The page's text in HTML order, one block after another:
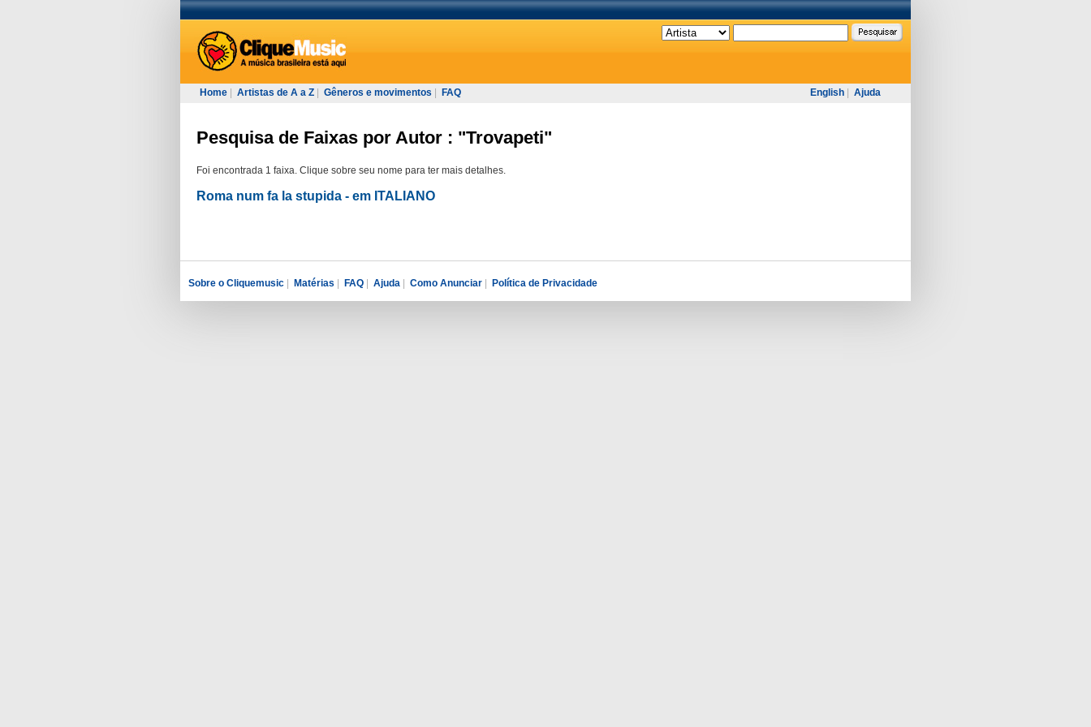
Home Artistas de A a Z Gêneros e movimentos FAQ English Ajuda
Pesquisa de Faixas por Autor : "Trovapeti"
Foi encontrada 1 faixa. Clique sobre seu nome para ter mais detalhes.
Roma num fa la stupida - em ITALIANO
Sobre o Cliquemusic | Matérias | FAQ | Ajuda | Como Anunciar | Política de Privacidade